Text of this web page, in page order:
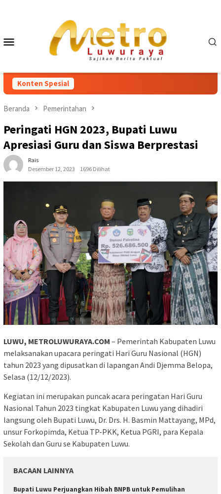
Mobile
Konten Spesial
Beranda Pemerintahan
Peringati HGN 2023, Bupati Luwu
Apresiasi Guru dan Siswa Berprestasi
Rais
Desember 12, 2023
1696 Dilihat
LUWU, METROLUWURAYA.COM – Pemerintah Kabupaten Luwu
melaksanakan upacara peringati Hari Guru Nasional (HGN)
tahun 2023 yang dipusatkan di lapangan Andi Djemma Belopa,
Selasa (12/12/2023).
Kegiatan ini merupakan puncak acara peringatan Hari Guru
Nasional Tahun 2023 tingkat Kabupaten Luwu yang dihadiri
langsung oleh Bupati Luwu, Dr. Drs. H. Basmin Mattayang, MPd,
unsur Forkopimda, Ketua TP-PKK, Ketua PGRI, para Kepala
Sekolah dan Guru se Kabupaten Luwu.
BACAAN LAINNYA
Bupati Luwu Perjuangkan Hibah BNPB untuk Pemulihan